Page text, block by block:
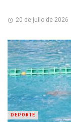
20 de julio de 2026
DEPORTE